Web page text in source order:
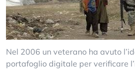
Nel 2006 un veterano ha avuto
portafoglio digitale per verificare